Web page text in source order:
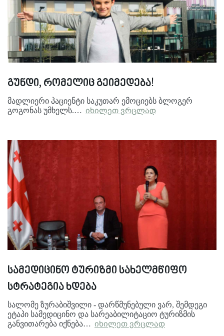
გუნდი, რომელიც გეიმედება!
მადლიერი პაციენტი საკუთარ ემოციებს ბლოგერ
გოგონას უმხელს.… იხილეთ ვრცლად
სამედიცინო ტურიზმი სახელმწიფო
სტრატეგია ხდება
სალომე ზურაბიშვილი - დარწმუნებული ვარ, შემდეგი
ეტაპი სამედიცინო და სარეაბილიტაციო ტურიზმის
განვითარება იქნება… იხილეთ ვრცლად